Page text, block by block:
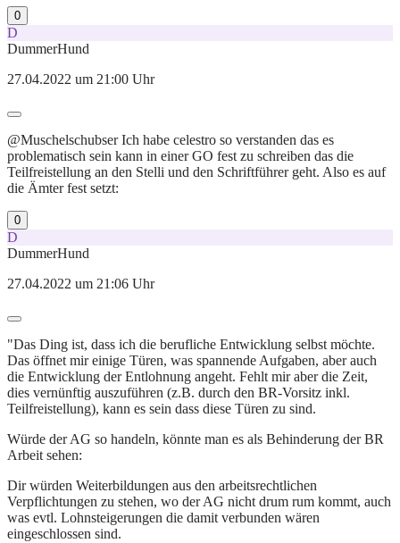
0
D
DummerHund
27.04.2022 um 21:00 Uhr
@Muschelschubser Ich habe celestro so verstanden das es
problematisch sein kann in einer GO fest zu schreiben das die
Teilfreistellung an den Stelli und den Schriftführer geht. Also es auf
die Ämter fest setzt:
0
D
DummerHund
27.04.2022 um 21:06 Uhr
"Das Ding ist, dass ich die berufliche Entwicklung selbst möchte.
Das öffnet mir einige Türen, was spannende Aufgaben, aber auch
die Entwicklung der Entlohnung angeht. Fehlt mir aber die Zeit,
dies vernünftig auszuführen (z.B. durch den BR-Vorsitz inkl.
Teilfreistellung), kann es sein dass diese Türen zu sind.
Würde der AG so handeln, könnte man es als Behinderung der BR
Arbeit sehen:
Dir würden Weiterbildungen aus den arbeitsrechtlichen
Verpflichtungen zu stehen, wo der AG nicht drum rum kommt, auch
was evtl. Lohnsteigerungen die damit verbunden wären
eingeschlossen sind.